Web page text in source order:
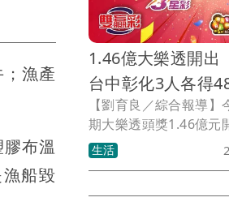
漁產
布溫
船毀
1.46億大樂透開
台中彰化3人各得
【劉育良／綜合報導
期大樂透頭獎1.46億元
分，每注各得0.48億元
生活